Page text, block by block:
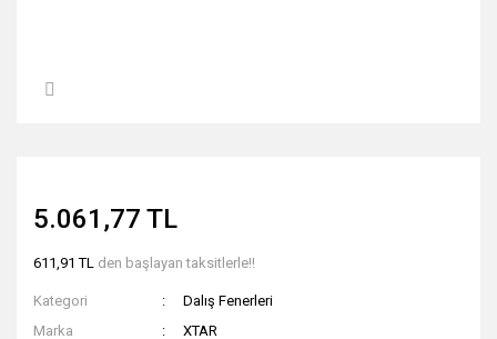
5.061,77 TL
611,91 TL den başlayan taksitlerle!!
Kategori
Dalış Fenerleri
Marka
XTAR